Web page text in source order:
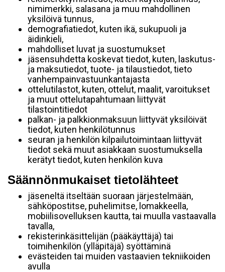
nimimerkki, salasana ja muu mahdollinen
yksilöivä tunnus,
demografiatiedot, kuten ikä, sukupuoli ja
äidinkieli,
mahdolliset luvat ja suostumukset
jäsensuhdetta koskevat tiedot, kuten, laskutus-
ja maksutiedot, tuote- ja tilaustiedot, tieto
vanhempainvastuunkantajasta
ottelutilastot, kuten, ottelut, maalit, varoitukset
ja muut ottelutapahtumaan liittyvät
tilastointitiedot
palkan- ja palkkionmaksuun liittyvät yksilöivät
tiedot, kuten henkilötunnus
seuran ja henkilön kilpailutoimintaan liittyvät
tiedot sekä muut asiakkaan suostumuksella
kerätyt tiedot, kuten henkilön kuva
Säännönmukaiset tietolähteet
jäseneltä itseltään suoraan järjestelmään,
sähköpostitse, puhelimitse, lomakkeella,
mobiilisovelluksen kautta, tai muulla vastaavalla
tavalla,
rekisterinkäsittelijän (pääkäyttäjä) tai
toimihenkilön (ylläpitäjä) syöttäminä
evästeiden tai muiden vastaavien tekniikoiden
avulla